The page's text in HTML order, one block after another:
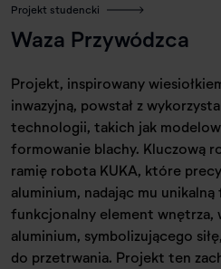
Projekt studencki
Waza Przywódzca
Projekt, inspirowany
inwazyjną, powstał z
technologii, takich jak
formowanie blachy. Kluczową
ramię robota KUKA, które
aluminium, nadając mu
funkcjonalny element wnętrza,
aluminium, symbolizującego
do przetrwania. Projekt ten